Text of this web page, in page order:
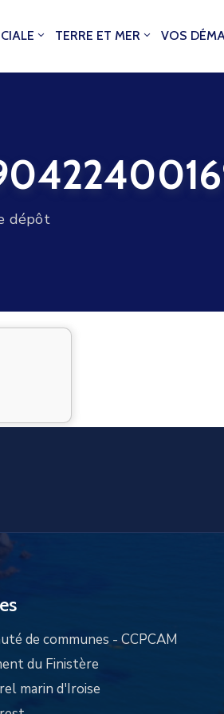
TERRE ET MER VOS
dépôt
de communes - CCPCAM
du Finistère
marin d'Iroise